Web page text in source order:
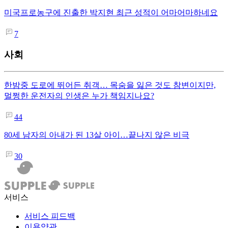
미국프로농구에 진출한 박지현 최근 성적이 어마어마하네요
7
사회
한밤중 도로에 뛰어든 취객… 목숨을 잃은 것도 참변이지만,
멀쩡한 운전자의 인생은 누가 책임지나요?
44
80세 남자의 아내가 된 13살 아이…끝나지 않은 비극
30
서비스
서비스 피드백